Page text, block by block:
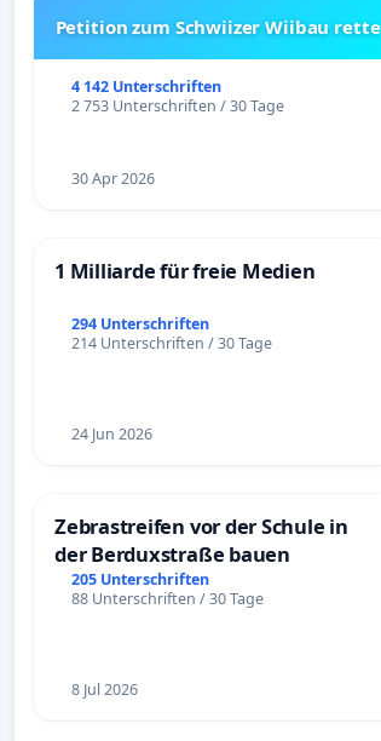
Petition zum Schwiizer Wiibau rette
4 142 Unterschriften
2 753 Unterschriften / 30 Tage
30 Apr 2026
1 Milliarde für freie Medien
294 Unterschriften
214 Unterschriften / 30 Tage
24 Jun 2026
Zebrastreifen vor der Schule in
der Berduxstraße bauen
205 Unterschriften
88 Unterschriften / 30 Tage
8 Jul 2026